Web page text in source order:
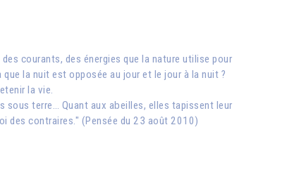
courants, des énergies que la nature utilise pour
la nuit est opposée au jour et le jour à la nuit ?
la vie.
sous terre… Quant aux abeilles, elles tapissent leur
des contraires." (Pensée du 23 août 2010)